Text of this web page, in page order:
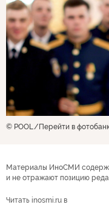
© POOL Перейти в
Материалы ИноСМИ
и не отражают позицию
Читать inosmi.ru в